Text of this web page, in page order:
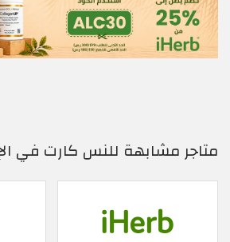
متاجر مشابهة للنس كارت في